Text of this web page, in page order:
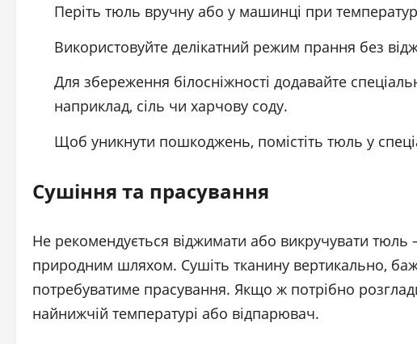
Періть тюль вручну або у машинці при
Використовуйте делікатний режим прання без
Для збереження білосніжності додавайте
наприклад, сіль чи харчову соду.
Щоб уникнути пошкоджень, помістіть тюль у
Сушіння та прасування
Не рекомендується віджимати або викручувати тюль
природним шляхом. Сушіть тканину вертикально,
потребуватиме прасування. Якщо ж потрібно
найнижчій температурі або відпарювач.